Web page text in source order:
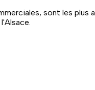
sont les plus